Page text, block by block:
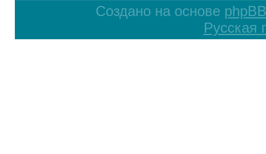
Создано на основе phpBB
Русская